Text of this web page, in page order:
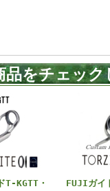
品をチェッ
T-KGTT・
FUJIガイ